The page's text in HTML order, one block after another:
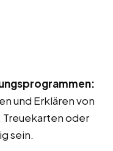
und Erklären von
oder
sein.